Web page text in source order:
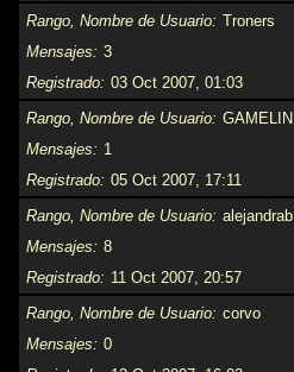
Rango, Nombre de Usuario Troners
Mensajes
3
Registrado 03 Oct 2007, 01:03
Rango, Nombre de Usuario GAMELIN
Mensajes
1
Registrado 05 Oct 2007, 17:11
Rango, Nombre de Usuario alejandrab
Mensajes
8
Registrado
11 Oct 2007, 20:57
Rango, Nombre de Usuario corvo
Mensajes
0